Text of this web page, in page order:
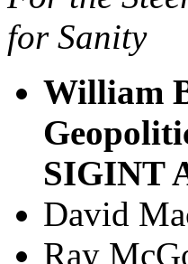
for Sanity
William
SIGINT
David
Ray